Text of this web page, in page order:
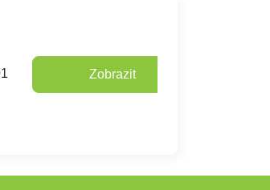
Zobrazit